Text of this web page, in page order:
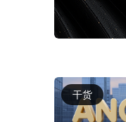
干货